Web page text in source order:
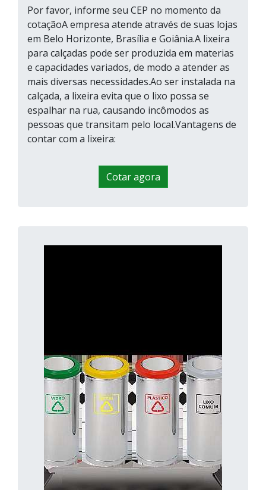
maiores e de fácil acesso.
Segurança e travamento:
Algumas lixeiras possuem sistemas
de fechamento para evitar
vandalismo.
Preço e fornecedores:
Compare
diferentes fabricantes e solicite
cotações antes da compra.
Onde Comprar Lixeira para
Calçada em Inox?
prática. Encontre o modelo ideal para seu
O tamanho depende do volume de resíduos
gerado e do fluxo de pessoas no local.
Modelos de 50 a 100 litros são comuns para
uso urbano.
2. O aço inox enferruja com o
tempo?
Não, o aço inoxidável é altamente resistente à
corrosão e oxidação, mesmo em áreas
externas expostas à umidade.
Por favor, informe seu CEP no momento da
cotaçãoA empresa atende através de suas lojas
em Belo Horizonte, Brasília e Goiânia.A lixeira
para calçadas pode ser produzida em materias
e capacidades variados, de modo a atender as
mais diversas necessidades.Ao ser instalada na
calçada, a lixeira evita que o lixo possa se
espalhar na rua, causando incômodos as
pessoas que transitam pelo local.Vantagens de
contar com a lixeira:
Cotar agora